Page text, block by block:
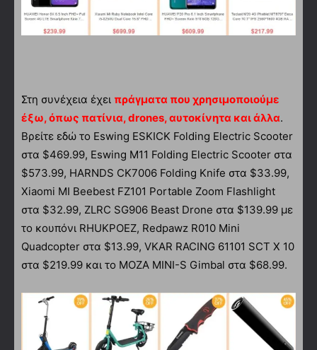
Στη συνέχεια έχει πράγματα που χρησιμοποιούμε
έξω, όπως πατίνια, drones, αυτοκίνητα και άλλα.
Βρείτε εδώ το Eswing ESKICK Folding Electric Scooter
στα $469.99, Eswing M11 Folding Electric Scooter στα
$573.99, HARNDS CK7006 Folding Knife στα $33.99,
Xiaomi MI Beebest FZ101 Portable Zoom Flashlight
στα $32.99, ZLRC SG906 Beast Drone στα $139.99 με
το κουπόνι RHUKPOEZ, Redpawz R010 Mini
Quadcopter στα $13.99, VKAR RACING 61101 SCT X 10
στα $219.99 και το MOZA MINI-S Gimbal στα $68.99.